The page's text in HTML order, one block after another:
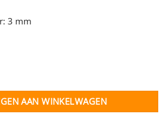
3 mm
AAN WINKELWAGEN